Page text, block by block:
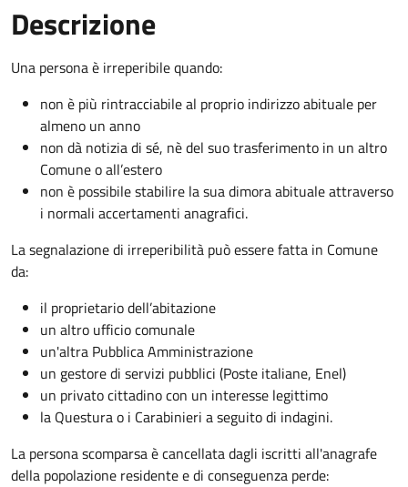
Descrizione
Una persona è irreperibile quando:
non è più rintracciabile al proprio indirizzo abituale per
almeno un anno
non dà notizia di sé, nè del suo trasferimento in un altro
Comune o all’estero
non è possibile stabilire la sua dimora abituale attraverso
i normali accertamenti anagrafici.
La segnalazione di irreperibilità può essere fatta in Comune
da:
il proprietario dell’abitazione
un altro ufficio comunale
un'altra Pubblica Amministrazione
un gestore di servizi pubblici (Poste italiane, Enel)
un privato cittadino con un interesse legittimo
la Questura o i Carabinieri a seguito di indagini.
La persona scomparsa è cancellata dagli iscritti all'anagrafe
della popolazione residente e di conseguenza perde: